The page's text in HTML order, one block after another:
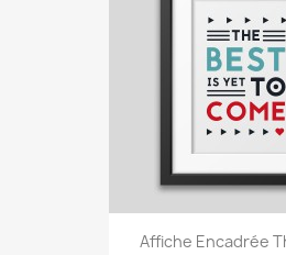
Affiche Encadrée